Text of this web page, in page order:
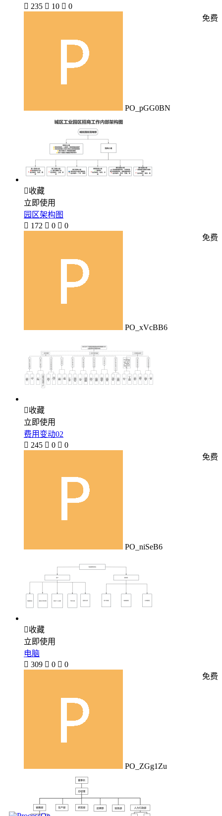
 235  10  0
PO_pGG0BN
免费
收藏
立即使用
园区架构图
 172  0  0
PO_xVcBB6
免费
收藏
立即使用
费用变动02
 245  0  0
PO_niSeB6
免费
收藏
立即使用
电脑
 309  0  0
PO_ZGg1Zu
免费